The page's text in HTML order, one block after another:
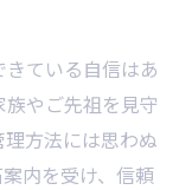
ている自信はあ
やご先祖を見守
方法には思わぬ
内を受け、信頼